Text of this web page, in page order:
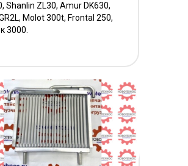
Shanlin ZL30, Аmur DK630,
Molot 300t, Frontal 250,
3000.